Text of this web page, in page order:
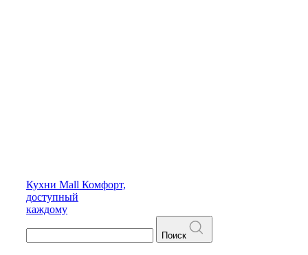
Кухни Mall Комфорт,
доступный
каждому
Поиск